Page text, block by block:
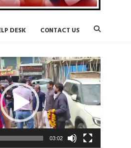
DESK CONTACT US
03:02